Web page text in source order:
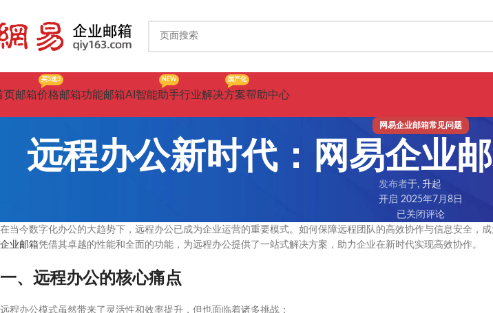
页邮箱价格
买3送3
邮箱功能邮箱AI智能助手
NEW
行业解决方案
国产化
帮助中心
网易企业邮箱常见问题
远程办公新时代：网易企业
发布者于, 升起
开启 2025年7月8日
已关闭评论
在当今数字化办公的大趋势下，远程办公已成为企业运营的重要模式。如何保障远程团队的高效协作与信息安全，成
企业邮箱凭借其卓越的性能和全面的功能，为远程办公提供了一站式解决方案，助力企业在新时代实现高效协作。
一、远程办公的核心痛点
远程办公模式虽然带来了灵活性和效率提升，但也面临着诸多挑战：